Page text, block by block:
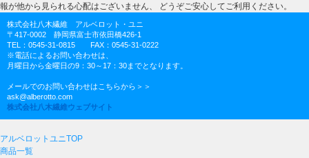
報が他から見られる心配はございません、 どうぞご安心してご利用ください。
株式会社八木繊維 アルベロット・ユニ
〒417-0002 静岡県富士市依田橋426-1
TEL：0545-31-0815 FAX：0545-31-0222
※電話によるお問い合わせは、
月曜日から金曜日の9：30～17：30までとなります。
メールでのお問い合わせはこちらから＞＞
ask@alberotto.com
株式会社八木繊維ウェブサイト
アルベロットユニTOP
商品一覧